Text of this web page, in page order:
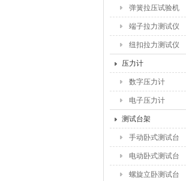
弹簧拉压试验机
端子拉力测试仪
纽扣拉力测试仪
压力计
数字压力计
电子压力计
测试台架
手动卧式测试台
电动卧式测试台
螺旋立卧测试台